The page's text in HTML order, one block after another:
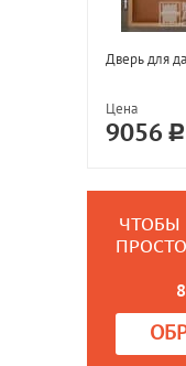
Дверь для
Цена
9056
ЧТОБЫ